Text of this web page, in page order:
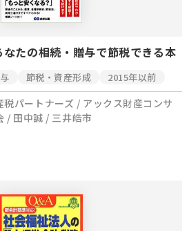
たの相続・贈与で節税できる本
節税・資産形成 2015年以前
税パートナーズ / アックス財産コンサ
/ 田中誠 / 三井皓市